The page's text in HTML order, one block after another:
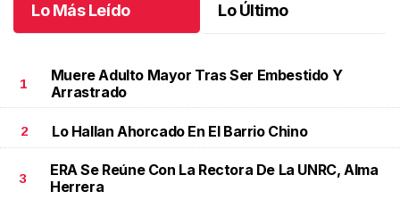
Lo Más Leído Lo Último
1
Muere Adulto Mayor Tras Ser Embestido Y
Arrastrado
2 Lo Hallan Ahorcado En El Barrio Chino
3
ERA Se Reúne Con La Rectora De La UNRC, Alma
Herrera